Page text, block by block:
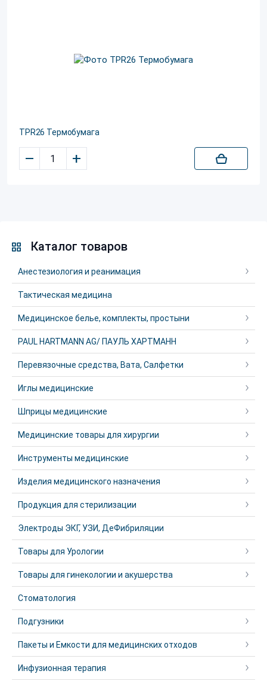
TPR26 Термобумага
– +
Каталог товаров
Анестезиология и реанимация
Тактическая медицина
Медицинское белье, комплекты, простыни
PAUL HARTMANN AG/ ПАУЛЬ ХАРТМАНН
Перевязочные средства, Вата, Салфетки
Иглы медицинские
Шприцы медицинские
Медицинские товары для хирургии
Инструменты медицинские
Изделия медицинского назначения
Продукция для стерилизации
Электроды ЭКГ, УЗИ, ДеФибриляции
Товары для Урологии
Товары для гинекологии и акушерства
Стоматология
Подгузники
Пакеты и Емкости для медицинских отходов
Инфузионная терапия